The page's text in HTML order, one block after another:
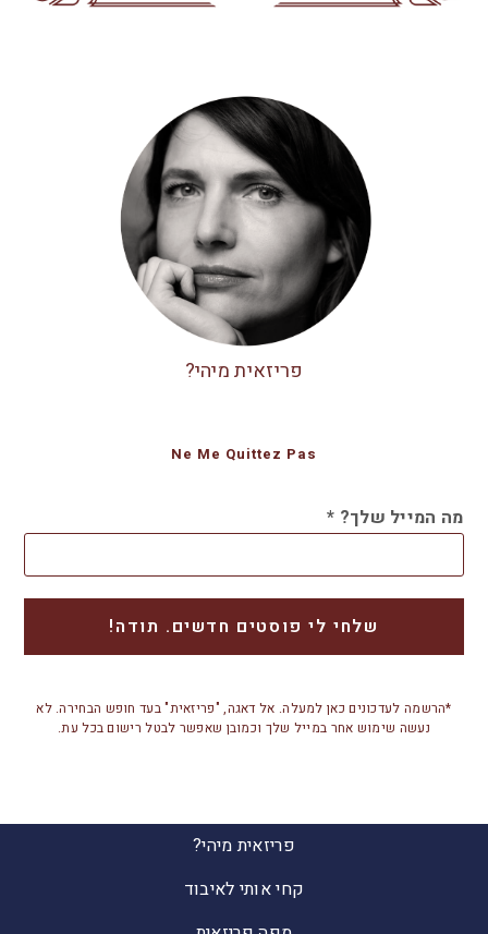
פריזאית מיהי?
Ne Me Quittez Pas
מה המייל שלך? *
*הרשמה לעדכונים כאן למעלה. אל דאגה, "פריזאית" בעד חופש הבחירה. לא
נעשה שימוש אחר במייל שלך וכמובן שאפשר לבטל רישום בכל עת.
פריזאית מיהי?
קחי אותי לאיבוד